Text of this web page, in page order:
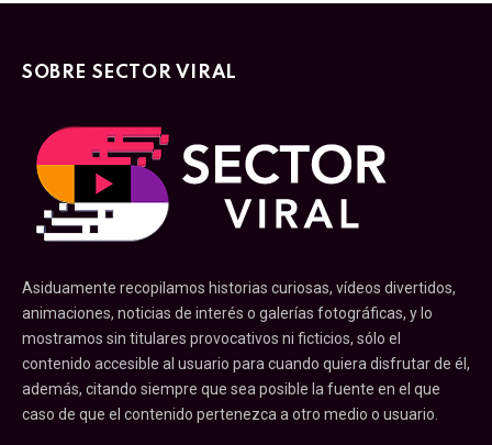
SOBRE SECTOR VIRAL
Asiduamente recopilamos historias curiosas, vídeos divertidos,
animaciones, noticias de interés o galerías fotográficas, y lo
mostramos sin titulares provocativos ni ficticios, sólo el
contenido accesible al usuario para cuando quiera disfrutar de él,
además, citando siempre que sea posible la fuente en el que
caso de que el contenido pertenezca a otro medio o usuario.